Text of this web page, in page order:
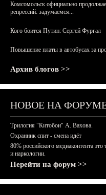
Комсомольск официально
репрессий: задумаемся...
Кого боится Путин: Сергей Фургал
Повышение платы в автобусах за
Архив блогов >>
НОВОЕ НА
Трилогия "Китобои" А. Вахова.
Охранник спит - смена идёт
80% российского медиаконтента
и наркологии.
Перейти на форум >>